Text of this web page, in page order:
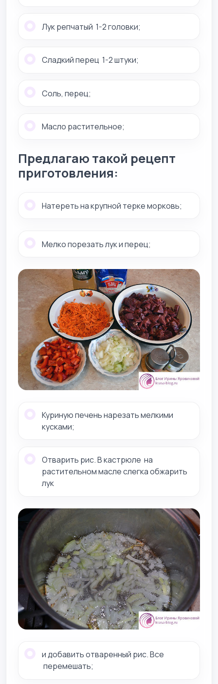
Лук репчатый 1-2 головки;
Сладкий перец 1-2 штуки;
Соль, перец;
Масло растительное;
Предлагаю такой рецепт
приготовления:
Натереть на крупной терке морковь;
Мелко порезать лук и перец;
Куриную печень нарезать мелкими
кусками;
Отварить рис. В кастрюле на
растительном масле слегка обжарить
лук
и добавить отваренный рис. Все
перемешать;